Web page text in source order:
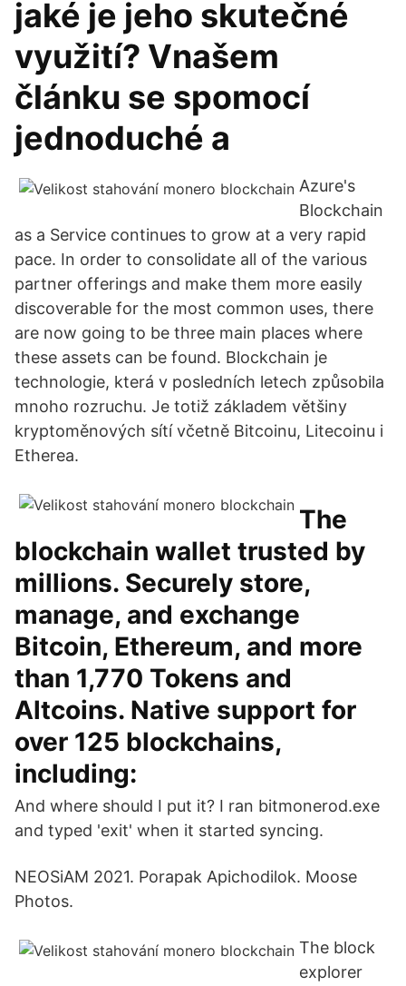
jaké je jeho skutečné
využití? Vnašem
článku se spomocí
jednoduché a
Azure's
Blockchain
as a Service continues to grow at a very rapid
pace. In order to consolidate all of the various
partner offerings and make them more easily
discoverable for the most common uses, there
are now going to be three main places where
these assets can be found. Blockchain je
technologie, která v posledních letech způsobila
mnoho rozruchu. Je totiž základem většiny
kryptoměnových sítí včetně Bitcoinu, Litecoinu i
Etherea.
The
blockchain wallet trusted by
millions. Securely store,
manage, and exchange
Bitcoin, Ethereum, and more
than 1,770 Tokens and
Altcoins. Native support for
over 125 blockchains,
including:
And where should I put it? I ran bitmonerod.exe
and typed 'exit' when it started syncing.
NEOSiAM 2021. Porapak Apichodilok. Moose
Photos.
The block
explorer